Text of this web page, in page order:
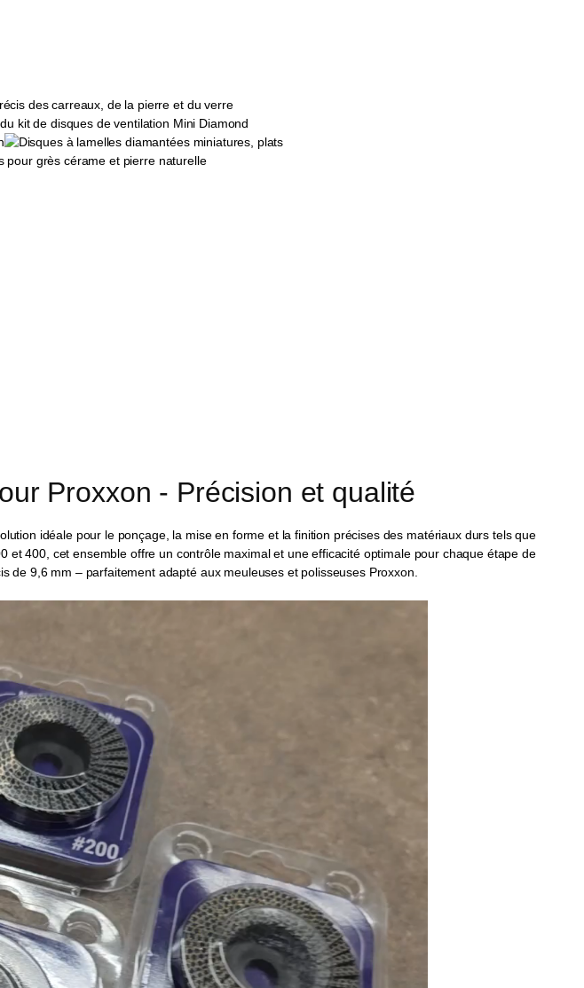
Proxxon - Précision et qualité
idéale pour le ponçage, la mise en forme et la finition précises des matériaux durs tels que
400, cet ensemble offre un contrôle maximal et une efficacité optimale pour chaque étape de
9,6 mm – parfaitement adapté aux meuleuses et polisseuses Proxxon.